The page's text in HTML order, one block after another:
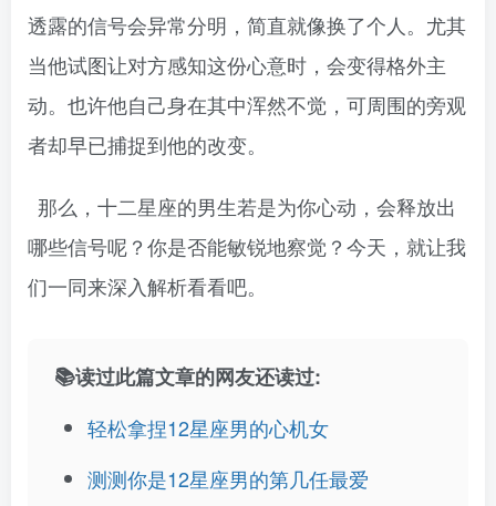
透露的信号会异常分明，简直就像换了个人。尤其
当他试图让对方感知这份心意时，会变得格外主
动。也许他自己身在其中浑然不觉，可周围的旁观
者却早已捕捉到他的改变。
那么，十二星座的男生若是为你心动，会释放出
哪些信号呢？你是否能敏锐地察觉？今天，就让我
们一同来深入解析看看吧。
📚读过此篇文章的网友还读过:
轻松拿捏12星座男的心机女
测测你是12星座男的第几任最爱